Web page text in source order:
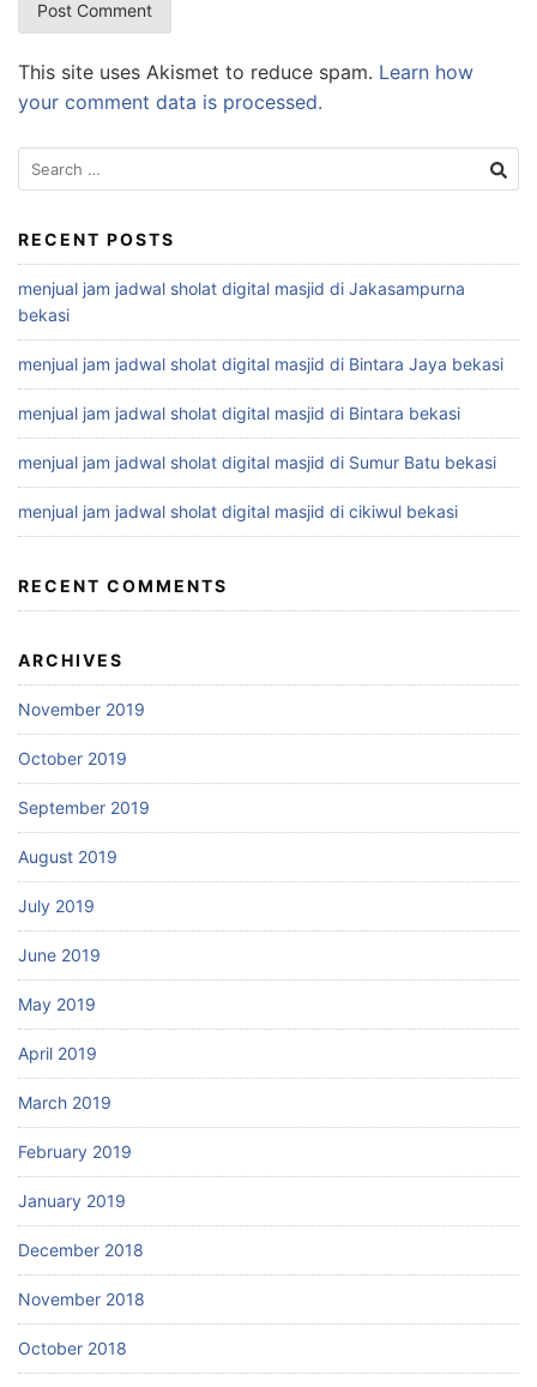
This site uses Akismet to reduce spam. Learn how
your comment data is processed.
Search
for:
RECENT POSTS
menjual jam jadwal sholat digital masjid di Jakasampurna
bekasi
menjual jam jadwal sholat digital masjid di Bintara Jaya bekasi
menjual jam jadwal sholat digital masjid di Bintara bekasi
menjual jam jadwal sholat digital masjid di Sumur Batu bekasi
menjual jam jadwal sholat digital masjid di cikiwul bekasi
RECENT COMMENTS
ARCHIVES
November 2019
October 2019
September 2019
August 2019
July 2019
June 2019
May 2019
April 2019
March 2019
February 2019
January 2019
December 2018
November 2018
October 2018